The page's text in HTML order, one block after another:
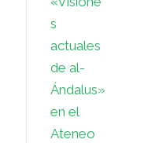
s
actuales
de al-
Ándalus»
en el
Ateneo